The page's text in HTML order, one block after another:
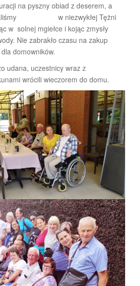
na pyszny obiad z deserem, a
w niezwykłej Tężni
w solnej mgiełce i kojąc zmysły
Nie zabrakło czasu na zakup
domowników.
udana, uczestnicy wraz z
wrócili wieczorem do domu.